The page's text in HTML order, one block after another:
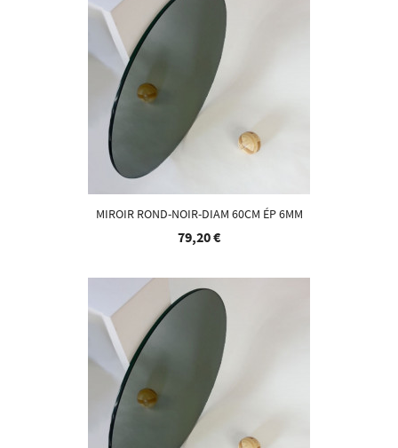
MIROIR ROND-NOIR-DIAM 60CM ÉP 6MM
79,20 €